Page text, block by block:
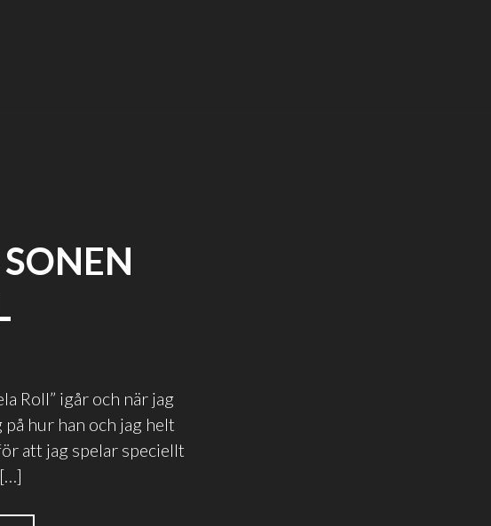
Roll” igår och när jag
på hur han och jag helt
att jag spelar speciellt